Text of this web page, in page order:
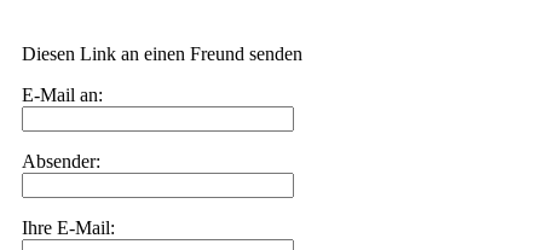
Diesen Link an einen Freund senden
E-Mail an:
Absender:
Ihre E-Mail: